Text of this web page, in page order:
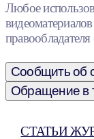
Любое
Сообщить об
Обращение в
СТАТЬИ